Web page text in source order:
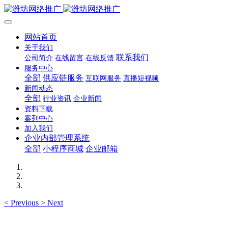
网站首页
关于我们
公司简介 在线留言 在线反馈 联系我们
服务中心
全部 供应链服务 互联网服务 直播短视频
新闻动态
全部 行业资讯 企业新闻
资料下载
案列中心
加入我们
企业内部管理系统
全部 小程序商城 企业邮箱
< Previous > Next